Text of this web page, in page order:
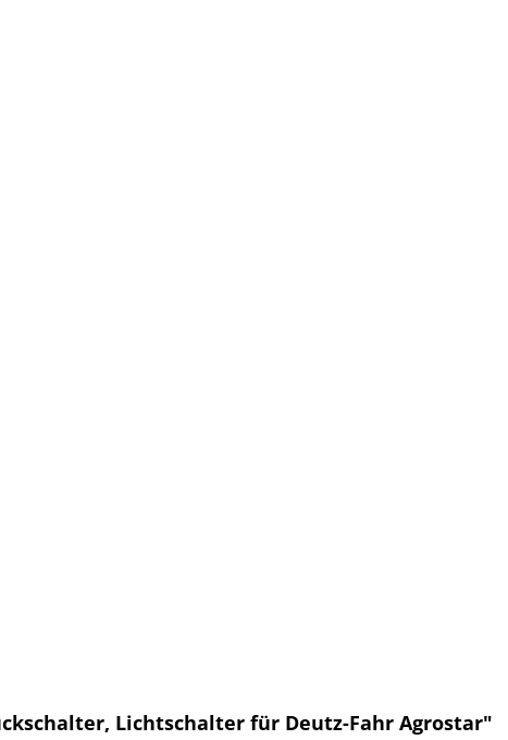
Lichtschalter für Deutz-Fahr Agrostar"